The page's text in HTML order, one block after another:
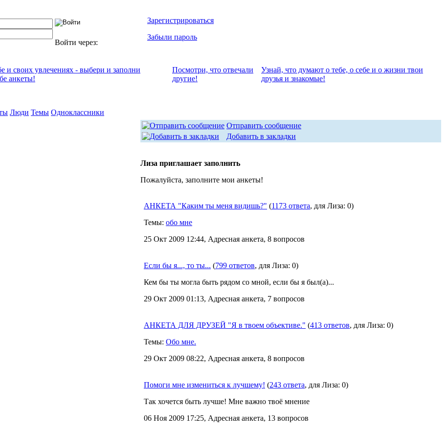
Войти через:
Зарегистрироваться
Забыли пароль
и своих увлечениях - выбери и заполни
анкеты!
Посмотри, что отвeчали
другие!
Узнай, что думают о тебе, о себе и о жизни твои
друзья и знакомые!
Люди Темы Одноклассники
Отправить сообщение
Добавить в закладки
Лиза приглашает заполнить
Пожалуйста, заполните мои анкеты!
АНКЕТА "Каким ты меня видишь?" (1173 ответа, для Лиза: 0)
Темы: обо мне
25 Окт 2009 12:44, Адресная анкета, 8 вопросов
Если бы я..., то ты... (799 ответов, для Лиза: 0)
Кем бы ты могла быть рядом со мной, если бы я был(а)...
29 Окт 2009 01:13, Адресная анкета, 7 вопросов
АНКЕТА ДЛЯ ДРУЗЕЙ "Я в твоем объективе." (413 ответов, для Лиза: 0)
Темы: Обо мне.
29 Окт 2009 08:22, Адресная анкета, 8 вопросов
Помоги мне измениться к лучшему! (243 ответа, для Лиза: 0)
Так хочется быть лучше! Мне важно твоё мнение
06 Ноя 2009 17:25, Адресная анкета, 13 вопросов